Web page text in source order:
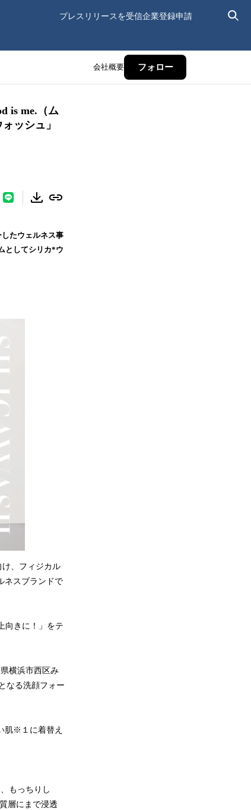
プレスリリースを受信企業登録申請
会社概要 フォロー
is me.（ム
ッシュ」
たウェルネス事
としてシリカ*ウ
け、フィジカル
ネスブランドで
向きに！」をテ
横浜市西区み
なる洗顔フォー
肌※１に着替え
もっちりし
層にまで浸透